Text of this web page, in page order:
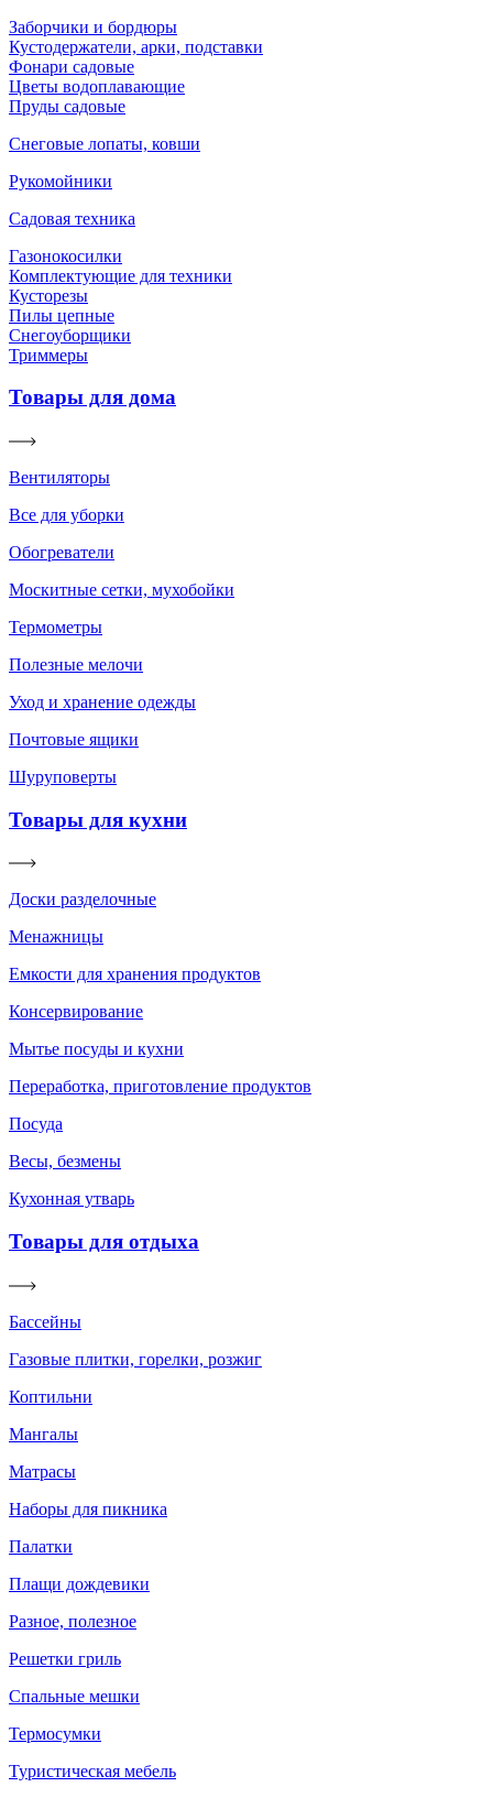
Заборчики и бордюры
Кустодержатели, арки, подставки
Фонари садовые
Цветы водоплавающие
Пруды садовые
Снеговые лопаты, ковши
Рукомойники
Садовая техника
Газонокосилки
Комплектующие для техники
Кусторезы
Пилы цепные
Снегоуборщики
Триммеры
Товары для дома
Вентиляторы
Все для уборки
Обогреватели
Москитные сетки, мухобойки
Термометры
Полезные мелочи
Уход и хранение одежды
Почтовые ящики
Шуруповерты
Товары для кухни
Доски разделочные
Менажницы
Емкости для хранения продуктов
Консервирование
Мытье посуды и кухни
Переработка, приготовление продуктов
Посуда
Весы, безмены
Кухонная утварь
Товары для отдыха
Бассейны
Газовые плитки, горелки, розжиг
Коптильни
Мангалы
Матрасы
Наборы для пикника
Палатки
Плащи дождевики
Разное, полезное
Решетки гриль
Спальные мешки
Термосумки
Туристическая мебель